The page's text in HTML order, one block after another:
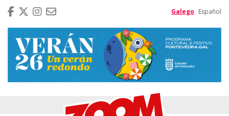
Galego Español